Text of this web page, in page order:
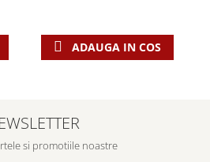
ADAUGA IN COS
si promotiile noastre